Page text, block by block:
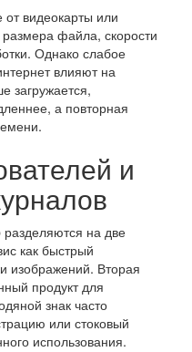
от видеокарты или
файла, скорости
Однако слабое
влияют на
загружается,
а повторная
и
на две
как быстрый
изображений. Вторая
продукт для
знак часто
или стоковый
использования.